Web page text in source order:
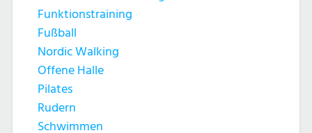
Funktionstraining
Fußball
Nordic Walking
Offene Halle
Pilates
Rudern
Schwimmen